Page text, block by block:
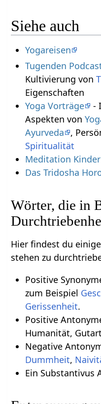
Siehe auch
Yogareisen
Tugenden
Kultivierung von
Eigenschaften
Yoga Vorträge
-
Aspekten von
Ayurveda
,
Spiritualität
Meditation Kinder
Das Tridosha
Wörter, die in
Hier findest du
stehen zu
Positive
zum Beispiel
Gerissenheit.
Positive
Humanität,
Negative
Dummheit,
Ein Substantivus